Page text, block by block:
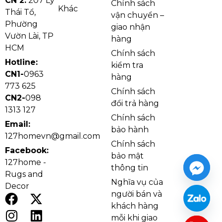
những ngôi nhà nhiều tầng hoặc đông thành viên,
nơi việc di chuyển trên cầu thang diễn ra thường
xuyên.
Tham khảo lợi ích mà thảm trải bậc cầu thang đem
Thái Tổ,
Phường
Vườn Lài, TP
HCM
Hotline:
CN1-0963
773 625
CN2-098
1313 127
Email:
127homevn@gmail.com
Facebook:
127home -
Rugs and
Decor
Khác
Chính sách
vận chuyển –
giao nhận
hàng
Chính sách
kiểm tra
hàng
Chính sách
đổi trả hàng
Chính sách
bảo hành
Chính sách
bảo mật
thông tin
Nghĩa vụ của
người bán và
khách hàng
mỗi khi giao